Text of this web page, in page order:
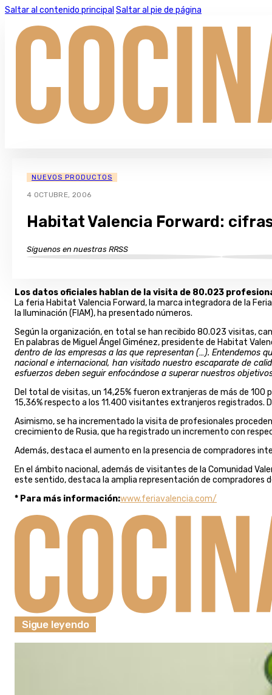
Saltar al contenido principal Saltar al pie de página
NUEVOS PRODUCTOS
4 OCTUBRE, 2006
Habitat Valencia Forward:
Síguenos en nuestras RRSS
Los datos oficiales hablan de la visita de 80.023
La feria Habitat Valencia Forward, la marca integradora de la
la Iluminación (FIAM), ha presentado números.
Según la organización, en total se han recibido 80.023 visitas,
En palabras de Miguel Ángel Giménez, presidente de Habitat
dentro de las empresas a las que representan (…). Entendemos
nacional e internacional, han visitado nuestro escaparate de
esfuerzos deben seguir enfocándose a superar nuestros
Del total de visitas, un 14,25% fueron extranjeras de más de 100
15,36% respecto a los 11.400 visitantes extranjeros
Asimismo, se ha incrementado la visita de profesionales
crecimiento de Rusia, que ha registrado un incremento con
Además, destaca el aumento en la presencia de compradores
En el ámbito nacional, además de visitantes de la Comunidad
este sentido, destaca la amplia representación de compradores
* Para más información:www.feriavalencia.com/
Sigue leyendo